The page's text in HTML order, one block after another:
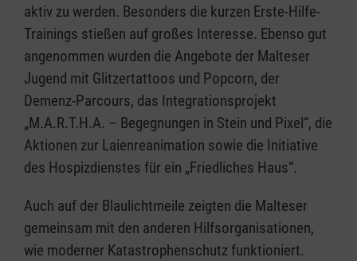
aktiv zu werden. Besonders die kurzen Erste-Hilfe-
Trainings stießen auf großes Interesse. Ebenso gut
angenommen wurden die Angebote der Malteser
Jugend mit Glitzertattoos und Popcorn, der
Demenz-Parcours, das Integrationsprojekt
„M.A.R.T.H.A. – Begegnungen in Stein und Pixel“, die
Aktionen zur Laienreanimation sowie die Initiative
des Hospizdienstes für ein „Friedliches Haus“.
Auch auf der Blaulichtmeile zeigten die Malteser
gemeinsam mit den anderen Hilfsorganisationen,
wie moderner Katastrophenschutz funktioniert.